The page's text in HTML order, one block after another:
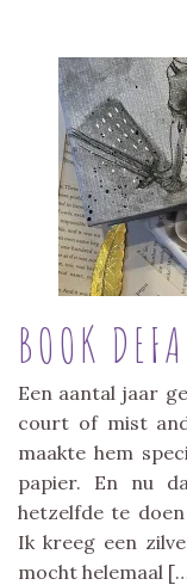
BOOK
Een aantal jaar
court of mist
maakte hem
papier. En nu
hetzelfde te
Ik kreeg een
mocht helemaal